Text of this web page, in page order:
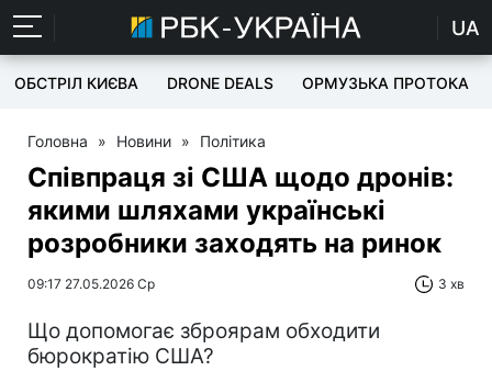
UA
ОБСТРІЛ КИЄВА DRONE DEALS ОРМУЗЬКА ПРОТОКА
Головна » Новини » Політика
Співпраця зі США щодо дронів:
якими шляхами українські
розробники заходять на ринок
09:17 27.05.2026 Ср 3 хв
Що допомогає зброярам обходити
бюрократію США?